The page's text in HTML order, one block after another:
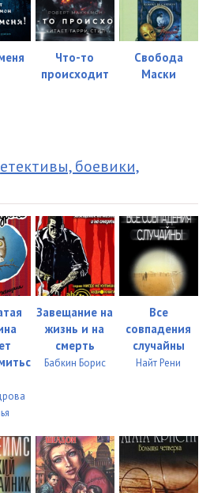
мир 19 11:43
мир 20 16:23
мир 21 11:28
мир 22
мир 24
мир 25 15:25
Что-то
происходит
Свобода
Маски
боевики,
Завещание на
жизнь и на
смерть
Бабкин Борис
Все
совпадения
случайны
Найт Рени